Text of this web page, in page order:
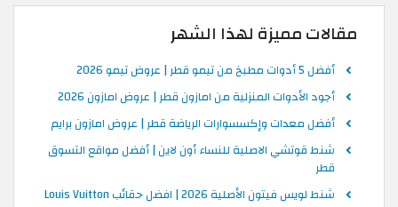
مقالات مميزة لهذا الشهر
أفضل 5 أدوات مطبخ من تيمو قطر | عروض تيمو 2026
أجود الأدوات المنزلية من امازون قطر | عروض امازون 2026
أفضل معدات وإكسسوارات الرياضة قطر | عروض امازون برايم
شنط قوتشي الاصلية للنساء أون لاين | أفضل مواقع التسوق
قطر
شنط لويس فيتون الأصلية 2026 | افضل حقائب Louis Vuitton